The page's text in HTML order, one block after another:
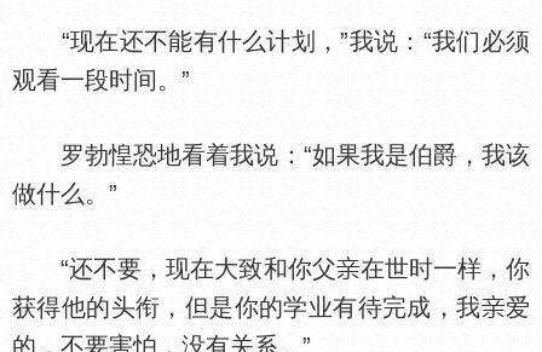
“现在还不能有什么计划，”我说：“我们必须
观看一段时间。”
罗勃惶恐地看着我说：“如果我是伯爵，我该
做什么。”
“还不要，现在大致和你父
在世时一样，你
获得他的头衔，但是你的学业有待完成，我
爱
的，不要害怕，没有关系。”